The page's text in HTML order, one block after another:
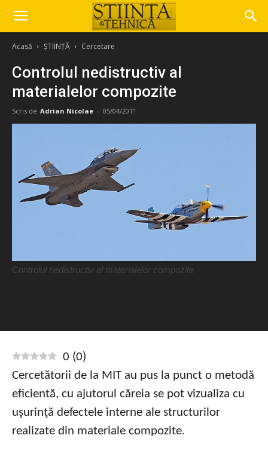
Acasă ȘTIINȚĂ Cercetare
Controlul nedistructiv al
materialelor compozite
Scris de Adrian Nicolae - 05/04/2011
Controlul nedistructiv al materialelor compozite
0 (0)
Cercetătorii de la MIT au pus la punct o metodă
eficientă, cu ajutorul căreia se pot vizualiza cu
uşurinţă defectele interne ale structurilor
realizate din materiale compozite.